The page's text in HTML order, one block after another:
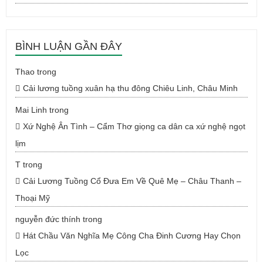
BÌNH LUẬN GẦN ĐÂY
Thao trong
Cải lương tuồng xuân hạ thu đông Chiêu Linh, Châu Minh
Mai Linh trong
Xứ Nghệ Ân Tình – Cẩm Thơ giọng ca dân ca xứ nghệ ngọt
lịm
T trong
Cải Lương Tuồng Cổ Đưa Em Về Quê Mẹ – Châu Thanh –
Thoại Mỹ
nguyễn đức thính trong
Hát Chầu Văn Nghĩa Mẹ Công Cha Đinh Cương Hay Chọn
Lọc